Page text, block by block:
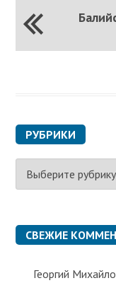
РУБРИКИ
б
к
и СВЕЖИЕ
Георгий